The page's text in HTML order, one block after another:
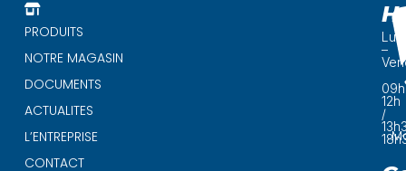
PRODUITS
NOTRE MAGASIN
DOCUMENTS
ACTUALITES
L’ENTREPRISE
CONTACT
–
12h
/